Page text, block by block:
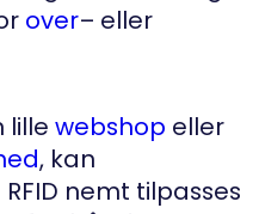
over– eller
lille webshop eller
, kan
nemt tilpasses